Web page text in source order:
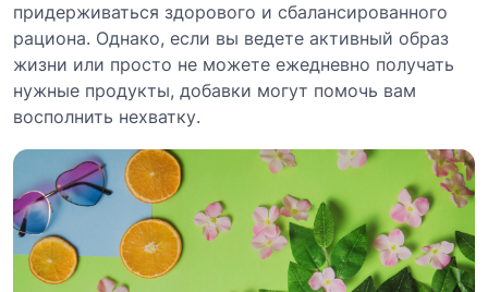
придерживаться здорового и сбалансированного
рациона. Однако, если вы ведете активный образ
жизни или просто не можете ежедневно получать
нужные продукты, добавки могут помочь вам
восполнить нехватку.